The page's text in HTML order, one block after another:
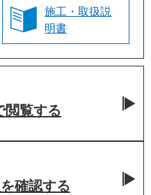
施工・取扱説
明書
閲覧する
確認する